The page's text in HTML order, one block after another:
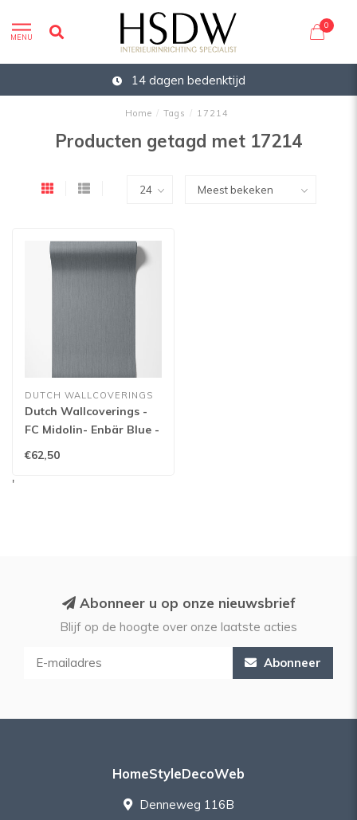
MENU
0
14 dagen bedenktijd
Home / Tags / 17214
Producten getagd met 17214
DUTCH WALLCOVERINGS
Dutch Wallcoverings -
FC Midolin- Enbär Blue -
17214
€62,50
'
Abonneer u op onze nieuwsbrief
Blijf op de hoogte over onze laatste acties
Abonneer
HomeStyleDecoWeb
Denneweg 116B